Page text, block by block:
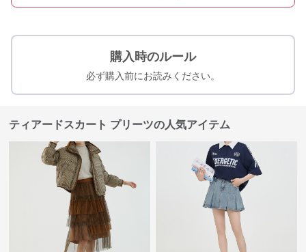
購入時のルール
必ず購入前にお読みください。
ティアードスカート プリーツの人気アイテム